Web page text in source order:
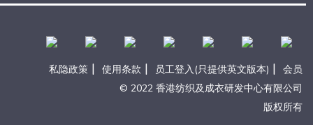
私隐政策 | 使用条款 | 员工登入(只提供英文版本) | 会员
© 2022 香港纺织及成衣研发中心有限公司
版权所有